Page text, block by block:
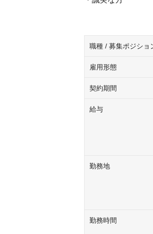
職種 / 募集ポジショ
雇用形態
契約期間
給与
勤務地
勤務時間